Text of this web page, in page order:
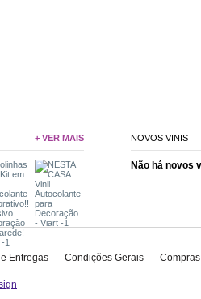
+ VER MAIS NOVOS VINIS
Não há novos
Entregas Condições Gerais